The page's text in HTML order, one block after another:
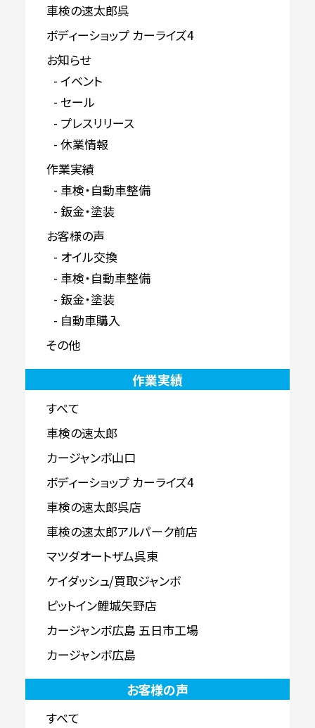
車検の速太郎呉
ボディーショップ カーライズ4
お知らせ
イベント
セール
プレスリリース
休業情報
作業実績
車検・自動車整備
鈑金・塗装
お客様の声
オイル交換
車検・自動車整備
鈑金・塗装
自動車購入
その他
作業実績
すべて
車検の速太郎
カージャンボ山口
ボディーショップ カーライズ4
車検の速太郎呉店
車検の速太郎アルパーク前店
マツダオートザム呉東
ケイダッシュ/買取ジャンボ
ピットイン鯉城矢野店
カージャンボ広島 五日市工場
カージャンボ広島
お客様の声
すべて